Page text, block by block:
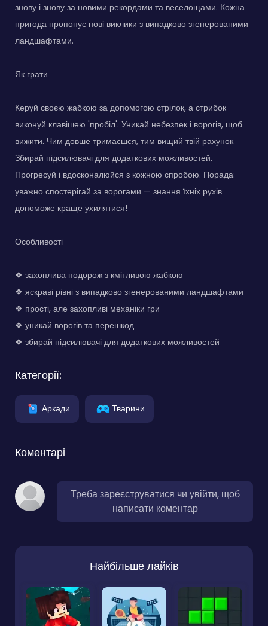
знову і знову за новими рекордами та веселощами. Кожна
пригода пропонує нові виклики з випадково згенерованими
ландшафтами.
Як грати
Керуй своєю жабкою за допомогою стрілок, а стрибок
виконуй клавішею 'пробіл'. Уникай небезпек і ворогів, щоб
вижити. Чим довше тримаєшся, тим вищий твій рахунок.
Збирай підсилювачі для додаткових можливостей.
Прогресуй і вдосконалюйся з кожною спробою. Порада:
уважно спостерігай за ворогами — знання їхніх рухів
допоможе краще ухилятися!
Особливості
❖ захоплива подорож з кмітливою жабкою
❖ яскраві рівні з випадково згенерованими ландшафтами
❖ прості, але захопливі механіки гри
❖ уникай ворогів та перешкод
❖ збирай підсилювачі для додаткових можливостей
Категорії:
Аркади Тварини
Коментарі
Треба зареєструватися чи увійти, щоб
написати коментар
Найбільше лайків